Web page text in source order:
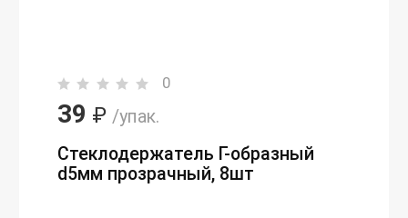
0
39 ₽ /упак.
Стеклодержатель Г-образный
d5мм прозрачный, 8шт